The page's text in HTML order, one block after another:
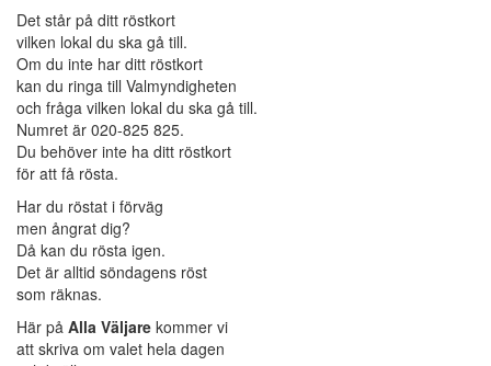
Det står på ditt röstkort
vilken lokal du ska gå till.
Om du inte har ditt röstkort
kan du ringa till Valmyndigheten
och fråga vilken lokal du ska gå till.
Numret är 020-825 825.
Du behöver inte ha ditt röstkort
för att få rösta.
Har du röstat i förväg
men ångrat dig?
Då kan du rösta igen.
Det är alltid söndagens röst
som räknas.
Här på Alla Väljare kommer vi
att skriva om valet hela dagen